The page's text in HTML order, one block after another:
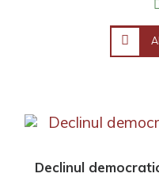
Declinul